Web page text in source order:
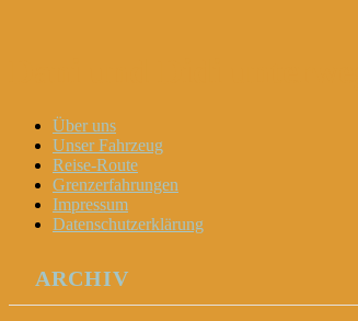
Menu
Widgets
Search
Skip
content
Über uns
Unser Fahrzeug
Reise-Route
Grenzerfahrungen
Impressum
Datenschutzerklärung
ARCHIV